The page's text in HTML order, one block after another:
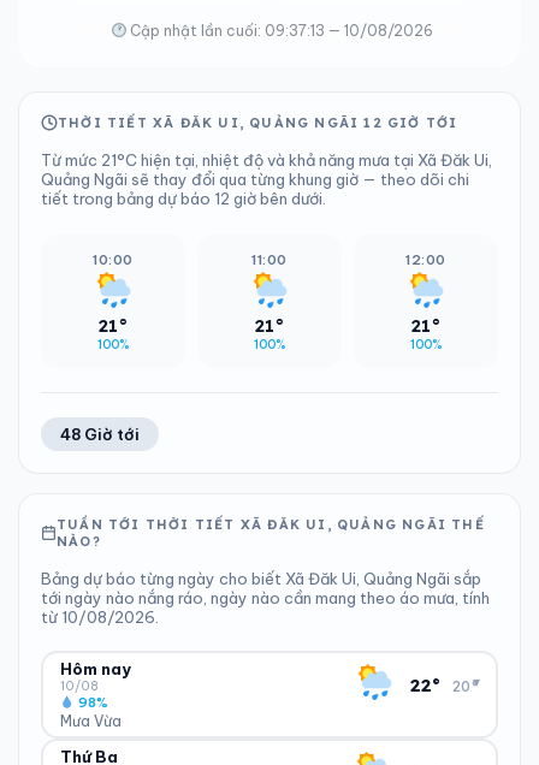
Cập nhật lần cuối: 09:37:13 — 10/08/2026
THỜI TIẾT XÃ ĐĂK UI, QUẢNG NGÃI 12 GIỜ TỚI
Từ mức 21°C hiện tại, nhiệt độ và khả năng mưa tại Xã Đăk Ui,
Quảng Ngãi sẽ thay đổi qua từng khung giờ — theo dõi chi
tiết trong bảng dự báo 12 giờ bên dưới.
10:00
21°
100%
11:00
21°
100%
12:00
21°
100%
48 Giờ tới
TUẦN TỚI THỜI TIẾT XÃ ĐĂK UI, QUẢNG NGÃI THẾ
NÀO?
Bảng dự báo từng ngày cho biết Xã Đăk Ui, Quảng Ngãi sắp
tới ngày nào nắng ráo, ngày nào cần mang theo áo mưa, tính
từ 10/08/2026.
Hôm nay
10/08
Mưa Vừa
98%
22° 20°
▾
ĐỘ ẨM
Thứ Ba